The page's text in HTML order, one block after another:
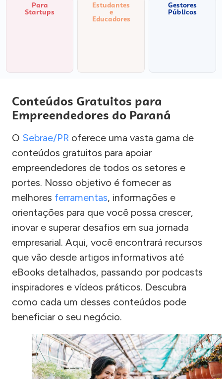
Para
Startups
Estudantes
e
Educadores
Gestores
Públicos
Conteúdos Gratuitos para
Empreendedores do Paraná
O Sebrae/PR oferece uma vasta gama de
conteúdos gratuitos para apoiar
empreendedores de todos os setores e
portes. Nosso objetivo é fornecer as
melhores ferramentas, informações e
orientações para que você possa crescer,
inovar e superar desafios em sua jornada
empresarial. Aqui, você encontrará recursos
que vão desde artigos informativos até
eBooks detalhados, passando por podcasts
inspiradores e vídeos práticos. Descubra
como cada um desses conteúdos pode
beneficiar o seu negócio.